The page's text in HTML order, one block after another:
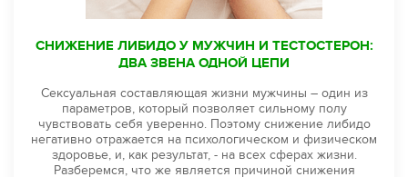
СНИЖЕНИЕ ЛИБИДО У МУЖЧИН И ТЕСТОСТЕРОН:
ДВА ЗВЕНА ОДНОЙ ЦЕПИ
Сексуальная составляющая жизни мужчины – один из
параметров, который позволяет сильному полу
чувствовать себя уверенно. Поэтому снижение либидо
негативно отражается на психологическом и физическом
здоровье, и, как результат, - на всех сферах жизни.
Разберемся, что же является причиной снижения